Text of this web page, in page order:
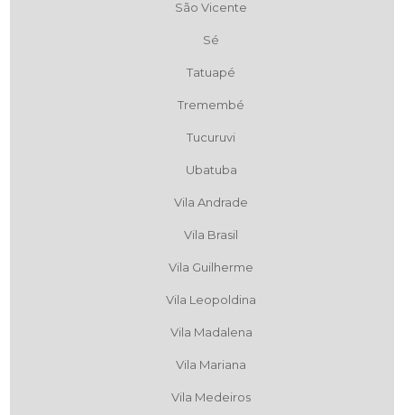
São Vicente
Sé
Tatuapé
Tremembé
Tucuruvi
Ubatuba
Vila Andrade
Vila Brasil
Vila Guilherme
Vila Leopoldina
Vila Madalena
Vila Mariana
Vila Medeiros